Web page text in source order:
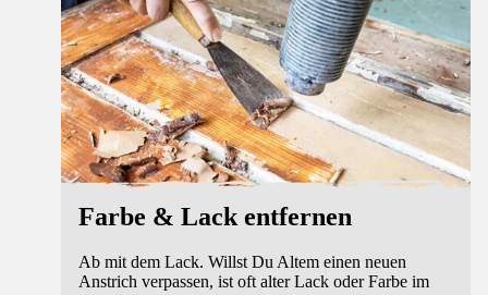
Farbe & Lack entfernen
Ab mit dem Lack. Willst Du Altem einen neuen
Anstrich verpassen, ist oft alter Lack oder Farbe im